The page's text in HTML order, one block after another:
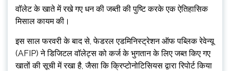
वॉलेट के खाते में रखे गए धन की जब्ती की पुष्टि करके एक ऐतिहासिक
मिसाल कायम की।
इस साल फरवरी के बाद से, फेडरल एडमिनिस्ट्रेशन ऑफ पब्लिक रेवेन्यू
(AFIP) ने डिजिटल वॉलेट्स को कर्ज के भुगतान के लिए जब्त किए गए
खातों की सूची में रखा है, जैसा कि क्रिप्टोनोटिसियस द्वारा रिपोर्ट किया